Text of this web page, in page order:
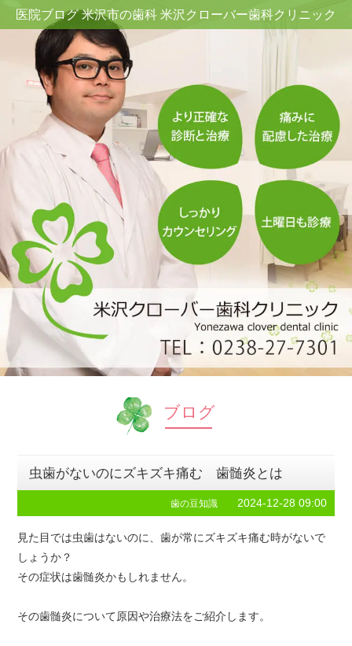
医院ブログ 米沢市の歯科 米沢クローバー歯科クリニック
ブログ
虫歯がないのにズキズキ痛む 歯髄炎とは
歯の豆知識 2024-12-28 09:00
見た目では虫歯はないのに、歯が常にズキズキ痛む時がないで
しょうか？
その症状は歯髄炎かもしれません。
その歯髄炎について原因や治療法をご紹介します。